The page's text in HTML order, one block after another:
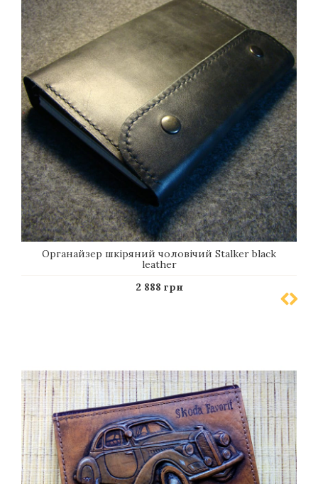
Органайзер шкіряний чоловічий Stalker black
leather
2 888 грн